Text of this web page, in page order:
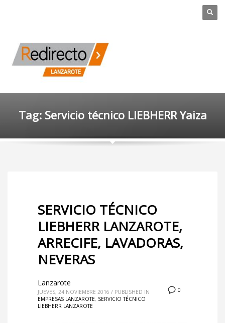
Tag: Servicio técnico LIEBHERR Yaiza
SERVICIO TÉCNICO
LIEBHERR LANZAROTE,
ARRECIFE, LAVADORAS,
NEVERAS
0
Lanzarote
JUEVES, 24 NOVIEMBRE 2016 / PUBLISHED IN
EMPRESAS LANZAROTE, SERVICIO TÉCNICO
LIEBHERR LANZAROTE